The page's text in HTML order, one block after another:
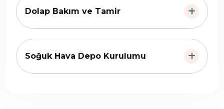
Dolap Bakım ve Tamir
Soğuk Hava Depo Kurulumu